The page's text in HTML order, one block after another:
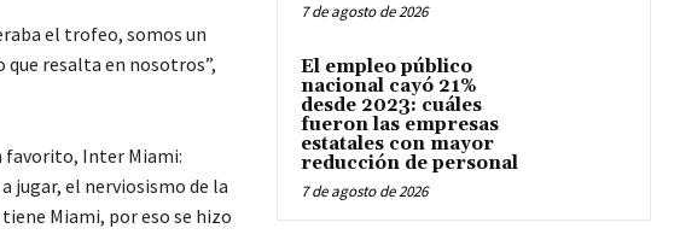
el trofeo, somos un
resalta en nosotros”,
favorito, Inter Miami:
jugar, el nerviosismo de la
Miami, por eso se hizo
7 de agosto de 2026
El empleo público
nacional cayó 21%
desde 2023: cuáles
fueron las empresas
estatales con mayor
reducción de personal
7 de agosto de 2026